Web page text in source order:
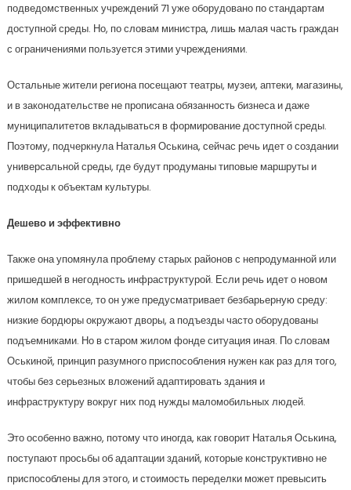
подведомственных учреждений 71 уже оборудовано по стандартам
доступной среды. Но, по словам министра, лишь малая часть граждан
с ограничениями пользуется этими учреждениями.
Остальные жители региона посещают театры, музеи, аптеки, магазины,
и в законодательстве не прописана обязанность бизнеса и даже
муниципалитетов вкладываться в формирование доступной среды.
Поэтому, подчеркнула Наталья Оськина, сейчас речь идет о создании
универсальной среды, где будут продуманы типовые маршруты и
подходы к объектам культуры.
Дешево и эффективно
Также она упомянула проблему старых районов с непродуманной или
пришедшей в негодность инфраструктурой. Если речь идет о новом
жилом комплексе, то он уже предусматривает безбарьерную среду:
низкие бордюры окружают дворы, а подъезды часто оборудованы
подъемниками. Но в старом жилом фонде ситуация иная. По словам
Оськиной, принцип разумного приспособления нужен как раз для того,
чтобы без серьезных вложений адаптировать здания и
инфраструктуру вокруг них под нужды маломобильных людей.
Это особенно важно, потому что иногда, как говорит Наталья Оськина,
поступают просьбы об адаптации зданий, которые конструктивно не
приспособлены для этого, и стоимость переделки может превысить